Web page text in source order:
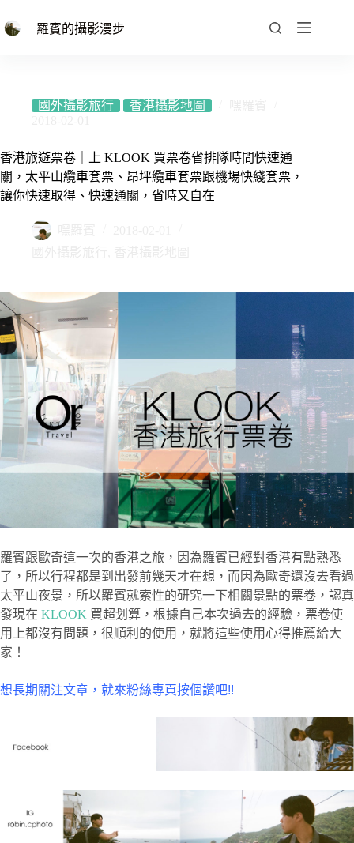
至
羅賓的攝影漫步
國外攝影旅行 香港攝影地圖
香港旅遊票卷｜上 KLOOK 買票卷省排隊時間快速通
關，太平山纜車套票、昂坪纜車套票跟機場快綫套票，
讓你快速取得、快速通關，省時又自在
羅賓跟歐奇這一次的香港之旅，因為羅賓已經對香港有點熟悉
了，所以行程都是到出發前幾天才在想，而因為歐奇還沒去看過
太平山夜景，所以羅賓就索性的研究一下相關景點的票卷，認真
發現在 KLOOK 買超划算，根據自己本次過去的經驗，票卷使
用上都沒有問題，很順利的使用，就將這些使用心得推薦給大
家！
想長期關注文章，就來粉絲專頁按個讚吧!!